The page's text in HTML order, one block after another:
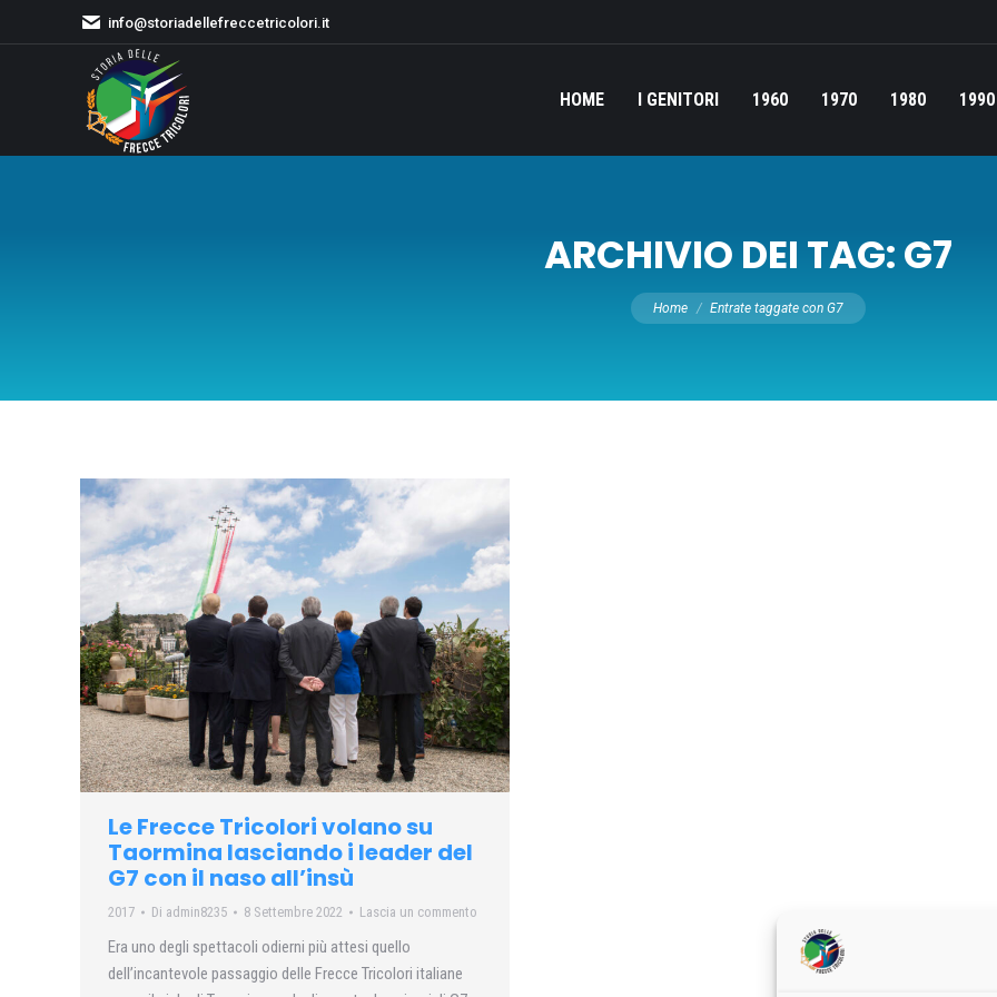
info@storiadellefreccetricolori.it
HOME I GENITORI 1960 1970 1980 1990
ARCHIVIO DEI TAG:G7
Tu sei qui:
Home Entrate taggate con G7
Le Frecce Tricolori volano su
Taormina lasciando i leader del
G7 con il naso all’insù
2017 Di admin8235 8 Settembre 2022 Lascia un commento
Era uno degli spettacoli odierni più attesi quello
dell’incantevole passaggio delle Frecce Tricolori italiane